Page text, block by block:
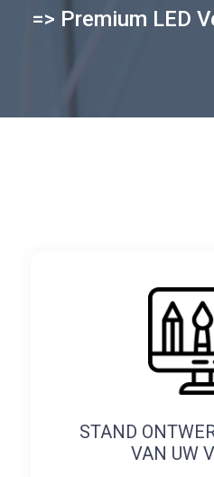
=> Premium LED
STAND
VAN UW